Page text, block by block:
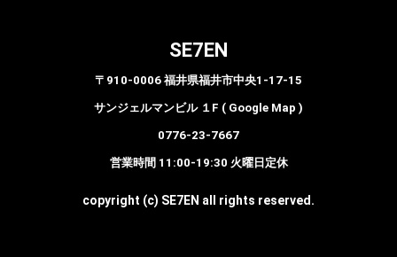
SE7EN
〒910-0006 福井県福井市中央1-17-15
サンジェルマンビル １F ( Google Map )
0776-23-7667
営業時間 11:00-19:30 火曜日定休
copyright (c) SE7EN all rights reserved.